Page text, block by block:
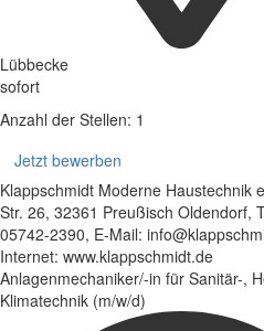
Lübbecke
sofort
Anzahl der Stellen: 1
Jetzt bewerben
Klappschmidt Moderne Haustechnik
Str. 26, 32361 Preußisch Oldendorf,
05742-2390, E-Mail:
Internet: www.klappschmidt.de
Anlagenmechaniker/-in für Sanitär-,
Klimatechnik (m/w/d)